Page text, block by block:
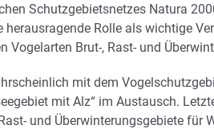
Schutzgebietsnetzes Natura
Rolle als wichtige
Vogelarten Brut-, Rast- und
mit dem
mit Alz“ im Austausch.
und Überwinterungsgebiete für